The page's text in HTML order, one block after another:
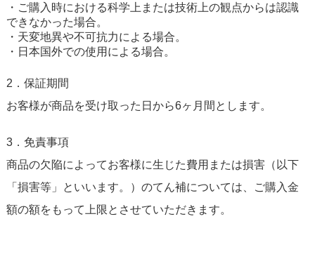
・ご購入時における科学上または技術上の観点からは認識
できなかった場合。
・天変地異や不可抗力による場合。
・日本国外での使用による場合。
2．保証期間
お客様が商品を受け取った日から6ヶ月間とします。
3．免責事項
商品の欠陥によってお客様に生じた費用または損害（以下
「損害等」といいます。）のてん補については、ご購入金
額の額をもって上限とさせていただきます。